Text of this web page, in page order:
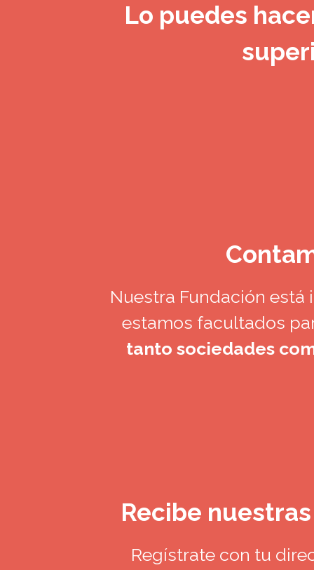
Lo puedes
Nuestra Fundación está
estamos facultados
tanto sociedades
Recibe
Regístrate con tu